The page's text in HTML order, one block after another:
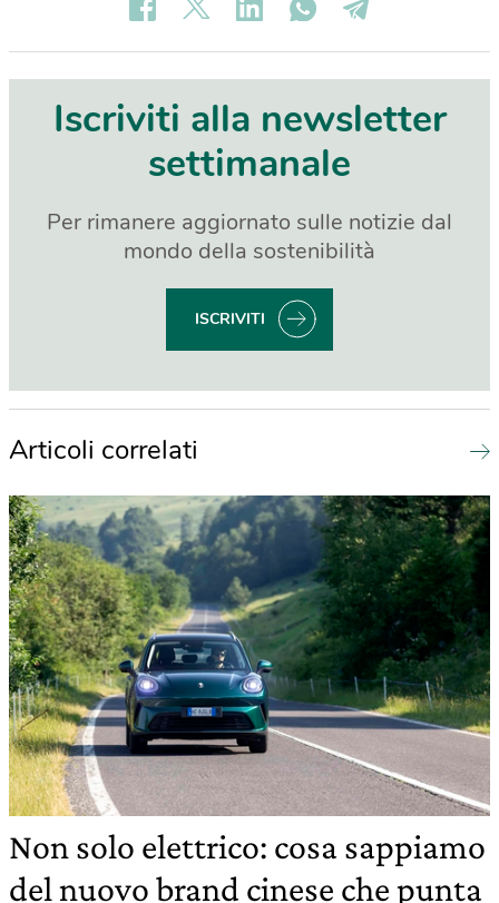
Iscriviti alla newsletter
settimanale
Per rimanere aggiornato sulle notizie dal
mondo della sostenibilità
ISCRIVITI
Articoli correlati
Non solo elettrico: cosa sappiamo
del nuovo brand cinese che punta